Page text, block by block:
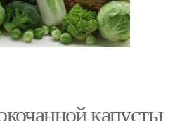
капусты